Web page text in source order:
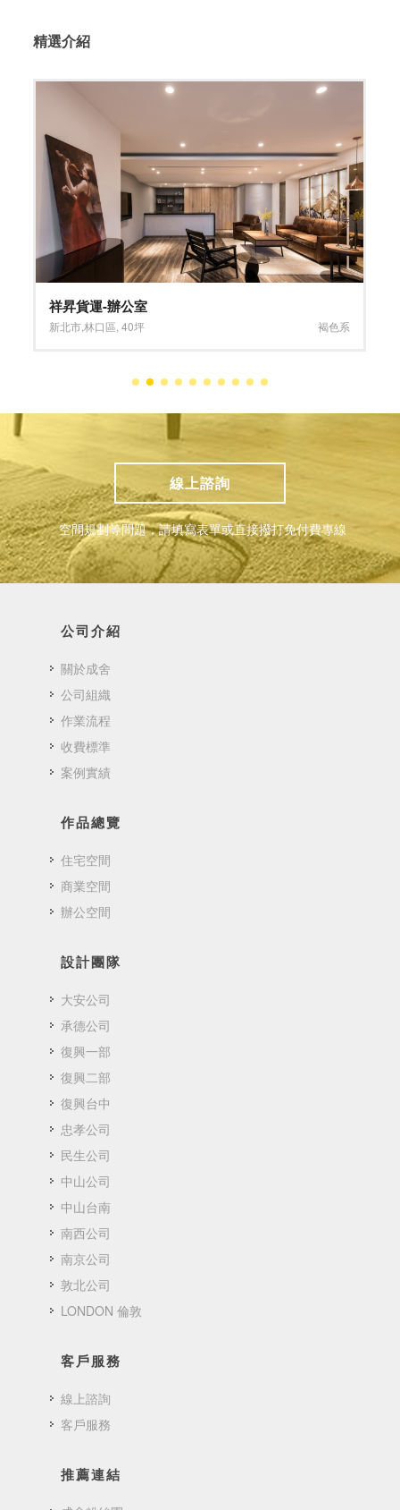
精選介紹
祥昇貨運-辦公室
新北市,林口區 ,40坪 褐色系
線上諮詢
空間規劃等問題，請填寫表單或直接撥打免付費專線
公司介紹
關於成舍
公司組織
作業流程
收費標準
案例實績
作品總覽
住宅空間
商業空間
辦公空間
設計團隊
大安公司
承德公司
復興一部
復興二部
復興台中
忠孝公司
民生公司
中山公司
中山台南
南西公司
南京公司
敦北公司
LONDON 倫敦
客戶服務
線上諮詢
客戶服務
推薦連結